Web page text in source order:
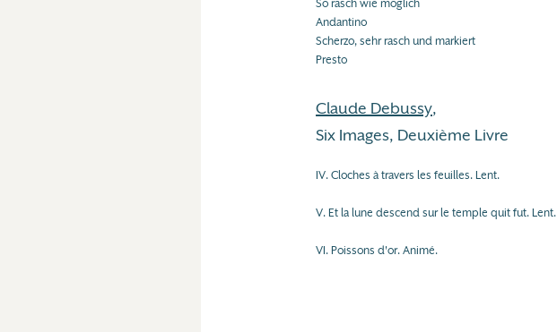
So rasch wie möglich
Andantino
Scherzo, sehr rasch und markiert
Presto
Claude Debussy,
Six Images, Deuxième Livre
IV. Cloches à travers les feuilles. Lent.
V. Et la lune descend sur le temple quit fut. Lent.
VI. Poissons d'or. Animé.